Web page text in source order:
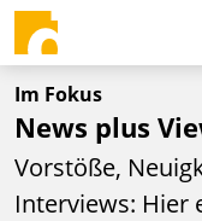
Im Fokus
News plus
Vorstöße,
Interviews: Hier